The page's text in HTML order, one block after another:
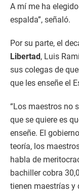
A mí me ha
espalda”, señaló.
Por su parte, el
Libertad , Luis
sus colegas de
que les enseñe el
“Los maestros no
que se quiere es
enseñe. El
teoría, los
habla de
bachiller cobra
tienen maestrías y